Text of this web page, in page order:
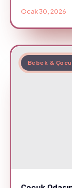
Ocak 30, 2026
Bebek &